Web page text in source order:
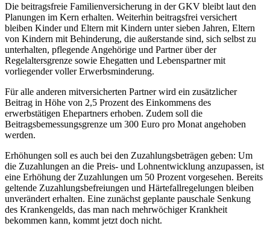
Die beitragsfreie Familienversicherung in der GKV bleibt laut den
Planungen im Kern erhalten. Weiterhin beitragsfrei versichert
bleiben Kinder und Eltern mit Kindern unter sieben Jahren, Eltern
von Kindern mit Behinderung, die außerstande sind, sich selbst zu
unterhalten, pflegende Angehörige und Partner über der
Regelaltersgrenze sowie Ehegatten und Lebenspartner mit
vorliegender voller Erwerbsminderung.
Für alle anderen mitversicherten Partner wird ein zusätzlicher
Beitrag in Höhe von 2,5 Prozent des Einkommens des
erwerbstätigen Ehepartners erhoben. Zudem soll die
Beitragsbemessungsgrenze um 300 Euro pro Monat angehoben
werden.
Erhöhungen soll es auch bei den Zuzahlungsbeträgen geben: Um
die Zuzahlungen an die Preis- und Lohnentwicklung anzupassen, ist
eine Erhöhung der Zuzahlungen um 50 Prozent vorgesehen. Bereits
geltende Zuzahlungsbefreiungen und Härtefallregelungen bleiben
unverändert erhalten. Eine zunächst geplante pauschale Senkung
des Krankengelds, das man nach mehrwöchiger Krankheit
bekommen kann, kommt jetzt doch nicht.